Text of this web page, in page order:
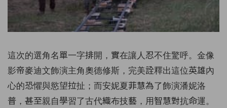
這次的選角名單一字排開，實在讓人忍不住驚呼。金像
影帝麥迪文飾演主角奧德修斯，完美詮釋出這位英雄內
心的恐懼與慾望拉扯；而安妮夏菲慧為了飾演潘妮洛
普，甚至親自學習了古代織布技藝，用智慧對抗命運。